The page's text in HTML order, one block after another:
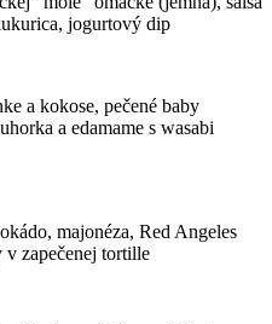
jogurtový dip
a kokose, pečené baby
a edamame s wasabi
majonéza, Red Angeles
v zapečenej tortille